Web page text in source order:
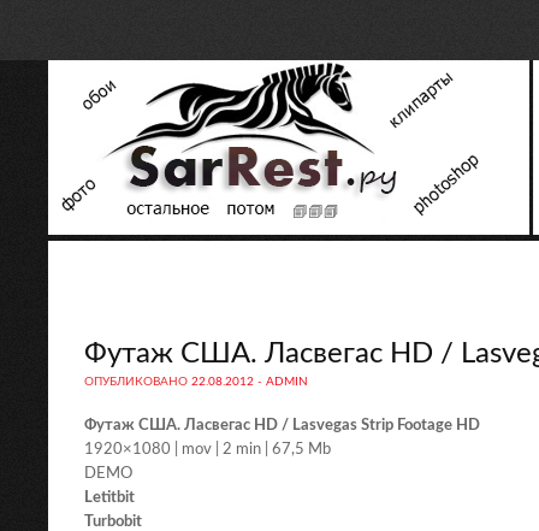
Футаж США. Ласвегас HD /
ОПУБЛИКОВАНО 22.08.2012 - ADMIN
Футаж США. Ласвегас HD / Lasvegas Strip Footage HD
1920×1080 | mov | 2 min | 67,5 Mb
DEMO
Letitbit
Turbobit